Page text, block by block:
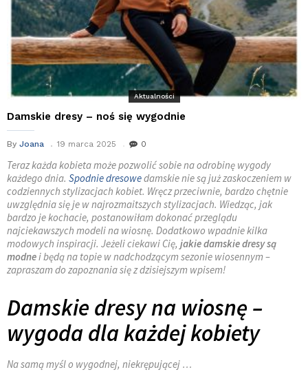
Aktualności
Damskie dresy – noś się wygodnie
By Joana 19 marca 2025 0
Teraz każda kobieta może pozwolić sobie na odrobinę wygody
każdego dnia. Spodnie dresowedamskie nie są już zaskoczeniem w
codziennych stylizacjach kobiet. Wręcz przeciwnie, bardzo chętnie
uwzględnia się je w najrozmaitszych stylizacjach. Wiedząc, jak
bardzo je kochacie, postanowiłam dokonać przeglądu
najciekawszych modeli na wiosnę. Dodatkowo wpadnie kilka
modowych inspiracji. Jeżeli ciekawi Cię, jakie damskie dresy są
modnei będą na topie w nadchodzącym sezonie wiosennym –
zapraszam do zapoznania się z dzisiejszym wpisem!
Damskie dresy na wiosnę –
wygoda dla każdej kobiety
Na samą myśl o wygodnej, niekrępującej …